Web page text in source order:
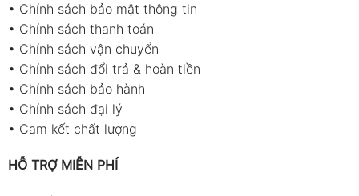
• Chính sách bảo mật thông tin
• Chính sách thanh toán
• Chính sách vận chuyển
• Chính sách đổi trả & hoàn tiền
• Chính sách bảo hành
• Chính sách đại lý
• Cam kết chất lượng
HỖ TRỢ MIỄN PHÍ